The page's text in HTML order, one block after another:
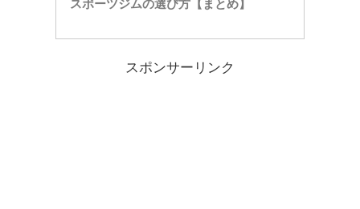
スポーツジムの選び方【まとめ】
スポンサーリンク